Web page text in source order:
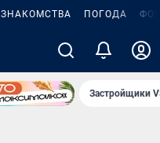
ЗНАКОМСТВА ПОГОДА
Застройщики